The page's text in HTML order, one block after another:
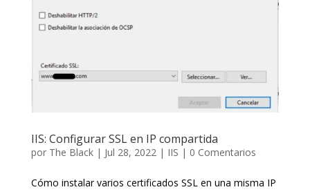
IIS: Configurar SSL en IP compartida
por The Black| Jul 28, 2022| IIS | 0 Comentarios
Cómo instalar varios certificados SSL en una misma IP